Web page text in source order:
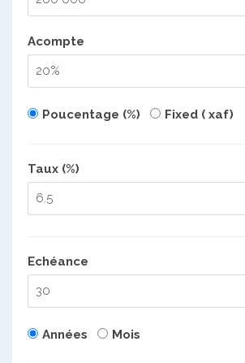
Acompte
Poucentage (%) Fixed ( xaf)
Taux (%)
Echéance
Années Mois